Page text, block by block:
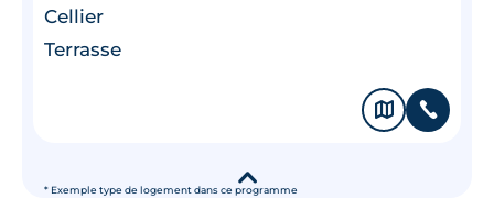
* Exemple type de logement dans ce programme
Cellier
Terrasse
🗞 📞
▾